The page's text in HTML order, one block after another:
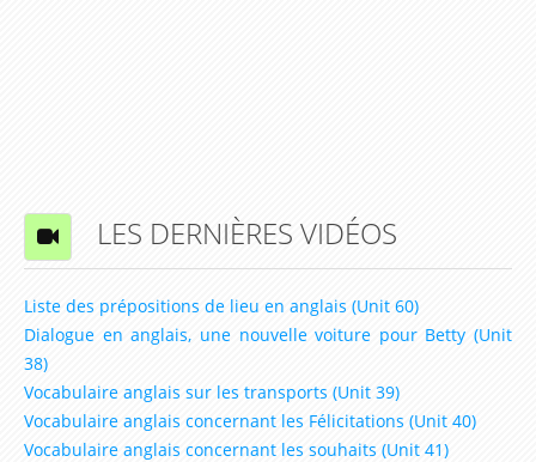
LES DERNIÈRES VIDÉOS
Liste des prépositions de lieu en anglais (Unit 60)
Dialogue en anglais, une nouvelle voiture pour Betty (Unit
38)
Vocabulaire anglais sur les transports (Unit 39)
Vocabulaire anglais concernant les Félicitations (Unit 40)
Vocabulaire anglais concernant les souhaits (Unit 41)